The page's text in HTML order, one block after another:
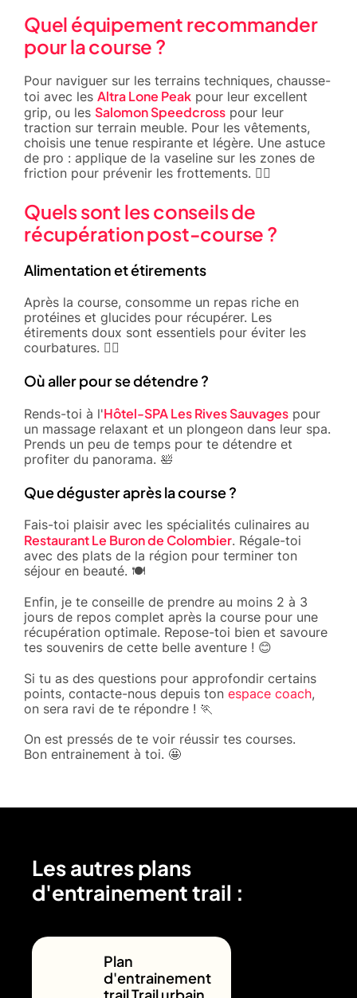
Quel équipement recommander
pour la course ?
Pour naviguer sur les terrains techniques, chausse-
toi avec les Altra Lone Peak pour leur excellent
grip, ou les Salomon Speedcross pour leur
traction sur terrain meuble. Pour les vêtements,
choisis une tenue respirante et légère. Une astuce
de pro : applique de la vaseline sur les zones de
friction pour prévenir les frottements. 🏃‍♂️
Quels sont les conseils de
récupération post-course ?
Alimentation et étirements
Après la course, consomme un repas riche en
protéines et glucides pour récupérer. Les
étirements doux sont essentiels pour éviter les
courbatures. 🤸‍♂️
Où aller pour se détendre ?
Rends-toi à l'Hôtel-SPA Les Rives Sauvages pour
un massage relaxant et un plongeon dans leur spa.
Prends un peu de temps pour te détendre et
profiter du panorama. 🛀
Que déguster après la course ?
Fais-toi plaisir avec les spécialités culinaires au
Restaurant Le Buron de Colombier. Régale-toi
avec des plats de la région pour terminer ton
séjour en beauté. 🍽️
Enfin, je te conseille de prendre au moins 2 à 3
jours de repos complet après la course pour une
récupération optimale. Repose-toi bien et savoure
tes souvenirs de cette belle aventure ! 😊
Si tu as des questions pour approfondir certains
points, contacte-nous depuis ton espace coach,
on sera ravi de te répondre ! 🏃
On est pressés de te voir réussir tes courses.
Bon entrainement à toi. 🤩
Les autres plans
d'entrainement trail :
Plan
d'entrainement